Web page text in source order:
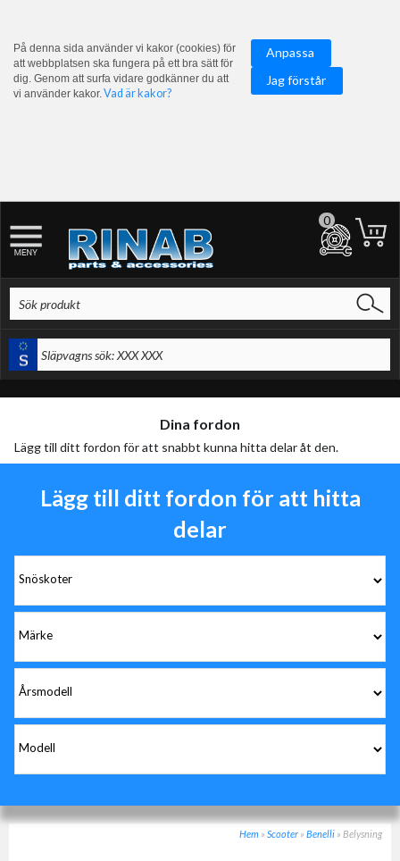
På denna sida använder vi kakor (cookies) för
att webbplatsen ska fungera på ett bra sätt för
dig. Genom att surfa vidare godkänner du att
vi använder kakor.Vad är kakor?
Anpassa
Jag förstår
0
Dina fordon
Lägg till ditt fordon för att snabbt kunna hitta delar åt den.
Lägg till ditt fordon för att hitta
delar
Hem » Scooter » Benelli » Belysning